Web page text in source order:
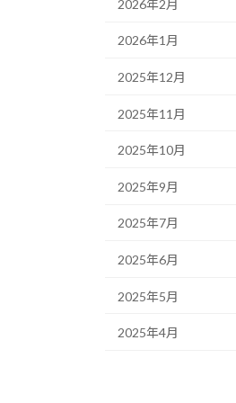
2026年2月
2026年1月
2025年12月
2025年11月
2025年10月
2025年9月
2025年7月
2025年6月
2025年5月
2025年4月